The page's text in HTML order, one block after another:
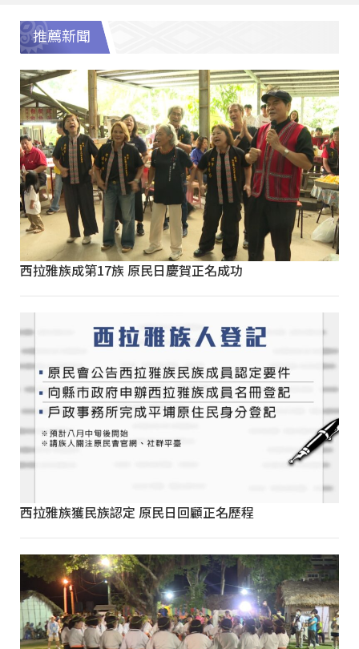
推薦新聞
西拉雅族成第17族 原民日慶賀正名成功
西拉雅族獲民族認定 原民日回顧正名歷程